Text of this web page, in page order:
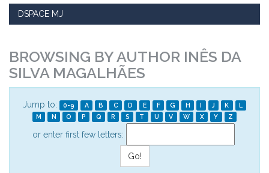
DSPACE MJ
BROWSING BY AUTHOR INÊS DA
SILVA MAGALHÃES
Jump to: 0-9 A B C D E F G H I J K
L
M
N O P Q R S T U V W X Y Z
or enter first few letters: